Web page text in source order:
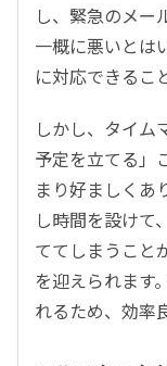
し、緊急のメー
一概に悪いとは
に対応できるこ
しかし、タイム
予定を立てる」
まり好ましくあ
し時間を設けて
ててしまうこと
を迎えられます
れるため、効率